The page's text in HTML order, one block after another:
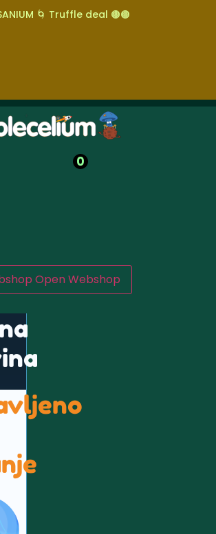
🌀 Truffle deal 🟤🟤
0
Open Webshop